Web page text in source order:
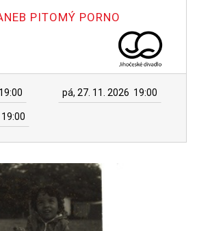
PITOMÝ PORNO
19:00 pá, 27. 11. 2026 19:00
19:00